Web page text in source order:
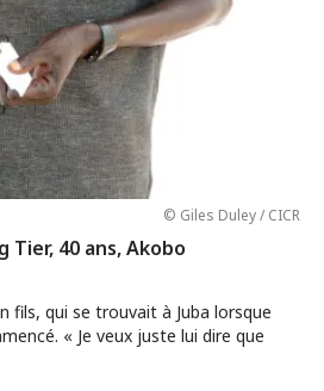
© Giles Duley / CICR
Tier, 40 ans, Akobo
fils, qui se trouvait à Juba lorsque
« Je veux juste lui dire que